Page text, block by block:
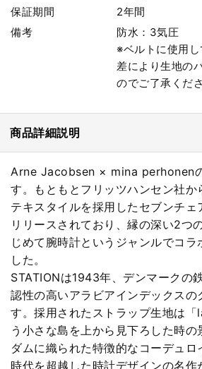
保証期間
2年間
備考
防水：3気圧
※ベルトに使用
差により生地の
のでご了承くださ
商品詳細説明
Arne Jacobsen × mina perhonen
す。もともとフリッツハンセン社
テキスタイルを採用したセブンチェ
リリースされており、縁の深い2つ
じめて腕時計というジャンルでコラ
した。
STATIONは1943年、デンマークの
認性の高いアラビアインデックスの
す。採用されたストラップ生地は
う小さな島を上から見下ろした時の
ダムに織られた特徴的なコーデュロ
時代を超越した時計デザインの名作